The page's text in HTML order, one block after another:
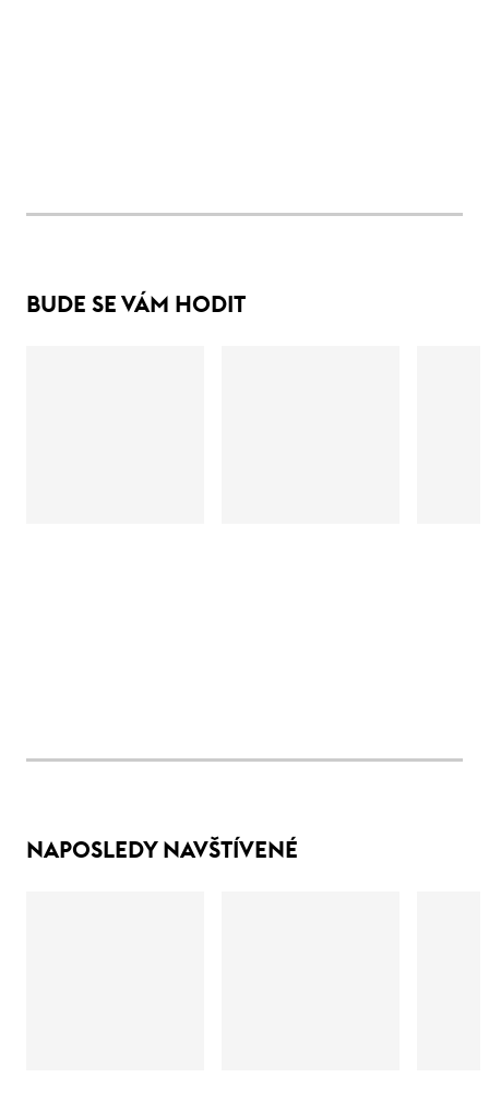
BUDE SE VÁM HODIT
NAPOSLEDY NAVŠTÍVENÉ